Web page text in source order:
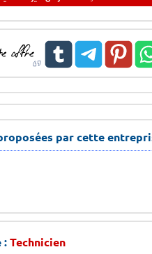
par cette
:Technicien